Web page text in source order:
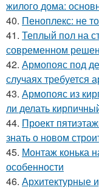
жилого дома:
40. Пеноплекс: не
41. Теплый пол на
современном
42. Армопояс под
случаях требуется
43. Армопояс из
ли делать
44. Проект
знать о новом
45. Монтаж конька
особенности
46. Архитектурные